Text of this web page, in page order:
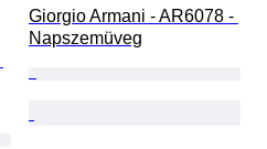
Giorgio Armani - AR6078 -
Napszemüveg